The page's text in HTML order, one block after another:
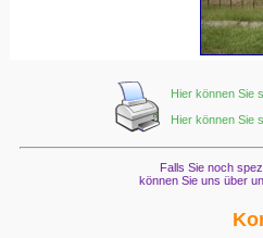
Hier können Sie
Hier können Sie
Falls Sie noch
können Sie uns über